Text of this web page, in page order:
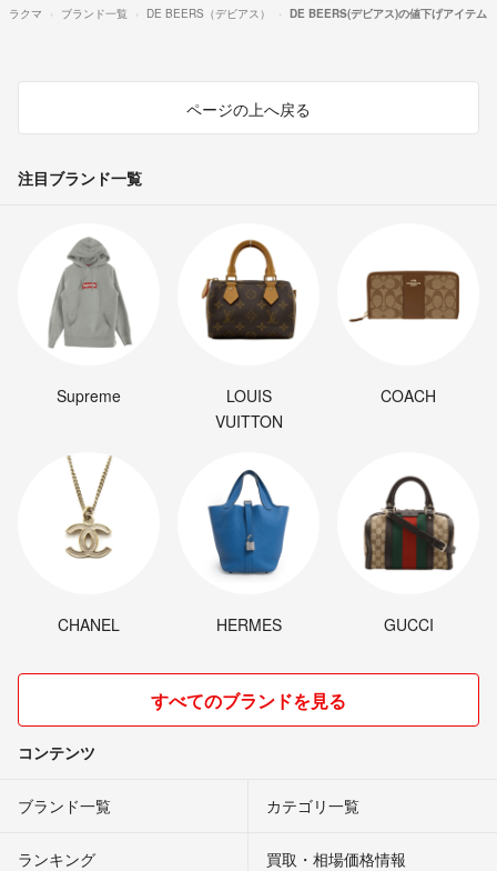
ラクマ ブランド一覧 DE BEERS（デビアス） DE BEERS(デビアス)の値下げアイテム
ページの上へ戻る
注目ブランド一覧
Supreme
LOUIS
VUITTON
COACH
CHANEL HERMES GUCCI
すべてのブランドを見る
コンテンツ
ブランド一覧 カテゴリ一覧
ランキング 買取・相場価格情報